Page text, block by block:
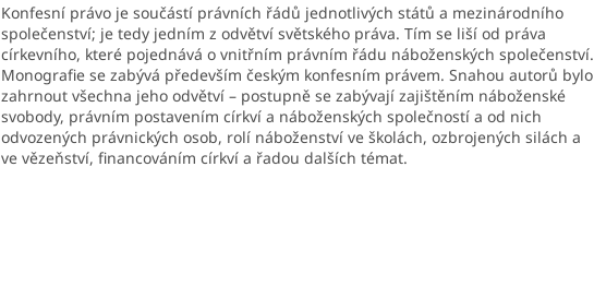
Konfesní právo je součástí právních řádů jednotlivých států a mezinárodního
společenství; je tedy jedním z odvětví světského práva. Tím se liší od práva
církevního, které pojednává o vnitřním právním řádu náboženských společenství.
Monografie se zabývá především českým konfesním právem. Snahou autorů bylo
zahrnout všechna jeho odvětví – postupně se zabývají zajištěním náboženské
svobody, právním postavením církví a náboženských společností a od nich
odvozených právnických osob, rolí náboženství ve školách, ozbrojených silách a
ve vězeňství, financováním církví a řadou dalších témat.